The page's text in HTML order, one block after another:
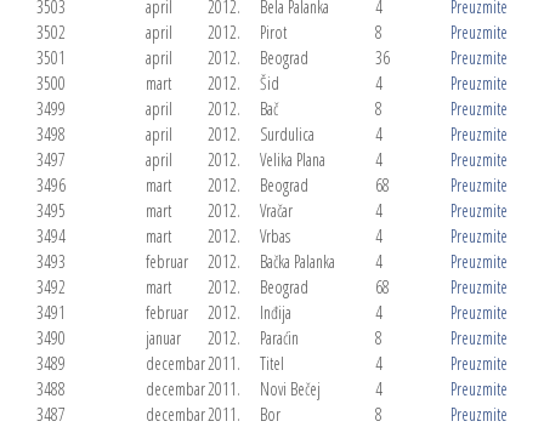
3503
april 2012. Bela Palanka 4
Preuzmite
3502
april 2012. Pirot 8
Preuzmite
3501
april 2012. Beograd 36
Preuzmite
3500
mart 2012. Šid 4
Preuzmite
3499
april 2012. Bač 8
Preuzmite
3498
april 2012. Surdulica 4
Preuzmite
3497
april 2012. Velika Plana 4
Preuzmite
3496
mart 2012. Beograd 68
Preuzmite
3495
mart 2012. Vračar 4
Preuzmite
3494
mart 2012. Vrbas 4
Preuzmite
3493
februar 2012. Bačka Palanka 4
Preuzmite
3492
mart 2012. Beograd 68
Preuzmite
3491
februar 2012. Inđija 4
Preuzmite
3490
januar 2012. Paraćin 8
Preuzmite
3489
decembar2011. Titel 4
Preuzmite
3488
decembar2011. Novi Bečej 4
Preuzmite
3487
decembar2011. Bor 8
Preuzmite